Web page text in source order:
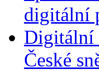
digitální
Digitální
České